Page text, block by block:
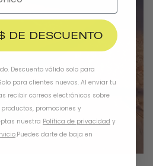
DE DESCUENTO
Descuento válido solo para
para clientes nuevos. Al enviar tu
recibir correos electrónicos sobre
promociones y
nuestra Política de privacidad y
.Puedes darte de baja en